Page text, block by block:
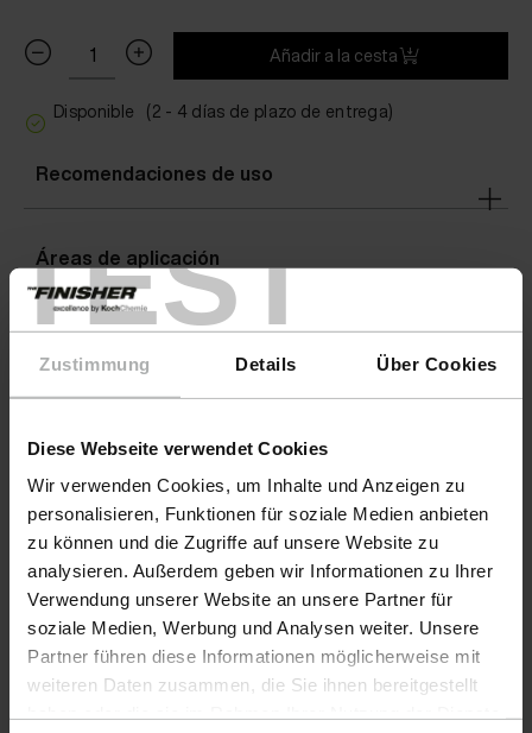
TEST
Zustimmung Details Über Cookies
Diese Webseite verwendet Cookies
Wir verwenden Cookies, um Inhalte und Anzeigen zu
personalisieren, Funktionen für soziale Medien anbieten
zu können und die Zugriffe auf unsere Website zu
analysieren. Außerdem geben wir Informationen zu Ihrer
Verwendung unserer Website an unsere Partner für
soziale Medien, Werbung und Analysen weiter. Unsere
Partner führen diese Informationen möglicherweise mit
weiteren Daten zusammen, die Sie ihnen bereitgestellt
Añadir a la cesta
Disponible (2 - 4 días de plazo de entrega)
Recomendaciones de uso
Áreas de aplicación
Advertencias
Productos